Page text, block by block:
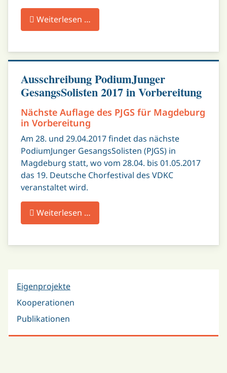
Weiterlesen …
Ausschreibung PodiumJunger
GesangsSolisten 2017 in Vorbereitung
Nächste Auflage des PJGS für Magdeburg
in Vorbereitung
Am 28. und 29.04.2017 findet das nächste
PodiumJunger GesangsSolisten (PJGS) in
Magdeburg statt, wo vom 28.04. bis 01.05.2017
das 19. Deutsche Chorfestival des VDKC
veranstaltet wird.
Weiterlesen …
Eigenprojekte
Kooperationen
Publikationen